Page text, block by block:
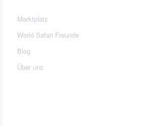
Marktplatz
World Safari Freunde
Blog
Über uns